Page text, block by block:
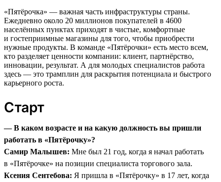
«Пятёрочка» — важная часть инфраструктуры страны.
Ежедневно около 20 миллионов покупателей в 4600
населённых пунктах приходят в чистые, комфортные
и гостеприимные магазины для того, чтобы приобрести
нужные продукты. В команде «Пятёрочки» есть место всем,
кто разделяет ценности компании: клиент, партнёрство,
инновации, результат. А для молодых специалистов работа
здесь — это трамплин для раскрытия потенциала и быстрого
карьерного роста.
Старт
— В каком возрасте и на какую должность вы пришли
работать в «Пятёрочку»?
Самир Малышев: Мне был 21 год, когда я начал работать
в «Пятёрочке» на позиции специалиста торгового зала.
Ксения Сентебова: Я пришла в «Пятёрочку» в 17 лет, когда